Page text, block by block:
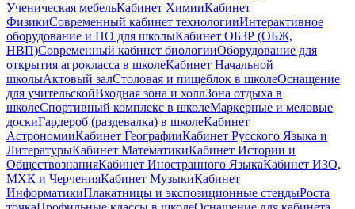
Ученическая мебельКабинет ХимииКабинет
ФизикиСовременный кабинет технологииИнтерактивное
оборудование и ПО для школыКабинет ОБЗР (ОБЖ,
НВП)Современный кабинет биологииОборудование для
открытия агрокласса в школеКабинет Начальной
школыАктовый залСтоловая и пищеблок в школеОснащение
для учительскойВходная зона и холлЗона отдыха в
школеСпортивный комплекс в школеМаркерные и меловые
доскиГардероб (раздевалка) в школеКабинет
АстрономииКабинет ГеографииКабинет Русского Языка и
ЛитературыКабинет МатематикиКабинет Истории и
ОбществознанияКабинет Иностранного ЯзыкаКабинет ИЗО,
МХК и ЧерченияКабинет МузыкиКабинет
ИнформатикиПлакатницы и экспозиционные стендыРоста